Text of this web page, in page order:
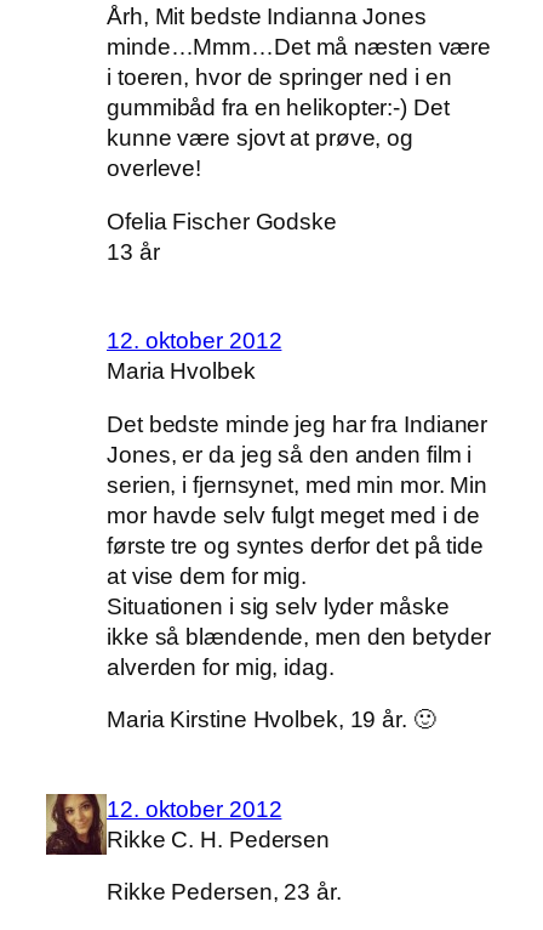
Årh, Mit bedste Indianna Jones
minde…Mmm…Det må næsten være
i toeren, hvor de springer ned i en
gummibåd fra en helikopter:-) Det
kunne være sjovt at prøve, og
overleve!
Ofelia Fischer Godske
13 år
12. oktober 2012
Maria Hvolbek
Det bedste minde jeg har fra Indianer
Jones, er da jeg så den anden film i
serien, i fjernsynet, med min mor. Min
mor havde selv fulgt meget med i de
første tre og syntes derfor det på tide
at vise dem for mig.
Situationen i sig selv lyder måske
ikke så blændende, men den betyder
alverden for mig, idag.
Maria Kirstine Hvolbek, 19 år. 🙂
12. oktober 2012
Rikke C. H. Pedersen
Rikke Pedersen, 23 år.